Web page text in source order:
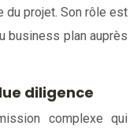
du projet. Son rôle est
business plan auprès
diligence
complexe qui